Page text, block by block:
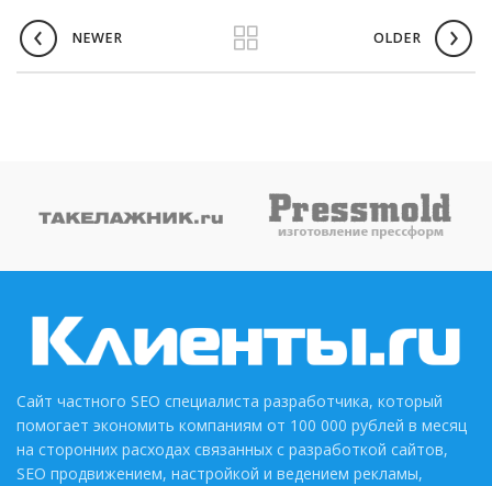
NEWER OLDER
Сайт частного SEO специалиста разработчика, который
помогает экономить компаниям от 100 000 рублей в месяц
на сторонних расходах связанных с разработкой сайтов,
SEO продвижением, настройкой и ведением рекламы,